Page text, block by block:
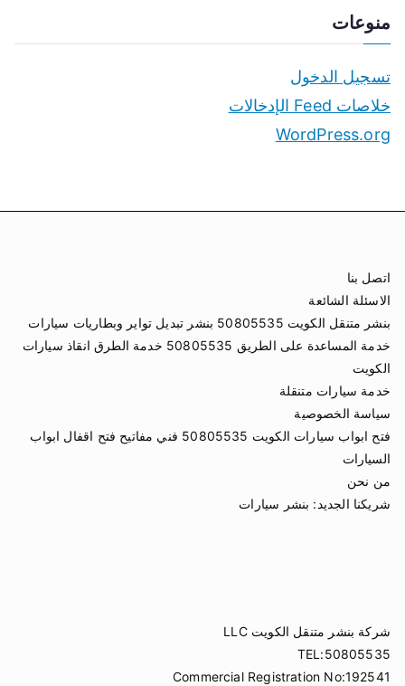
منوعات
تسجيل الدخول
خلاصات Feed الإدخالات
WordPress.org
اتصل بنا
الاسئلة الشائعة
بنشر متنقل الكويت 50805535 بنشر تبديل تواير وبطاريات سيارات
خدمة المساعدة على الطريق 50805535 خدمة الطرق انقاذ سيارات
الكويت
خدمة سيارات متنقلة
سياسة الخصوصية
فتح ابواب سيارات الكويت 50805535 فني مفاتيح فتح اقفال ابواب
السيارات
من نحن
شريكنا الجديد: بنشر سيارات
شركة بنشر متنقل الكويت LLC
TEL:50805535
Commercial Registration No:192541